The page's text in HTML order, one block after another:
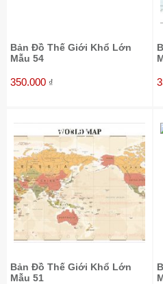
Bản Đồ Thế Giới Khổ Lớn
Mẫu 54
350.000 ₫
Bản Đồ Thế Giới Khổ Lớn
Mẫu 51